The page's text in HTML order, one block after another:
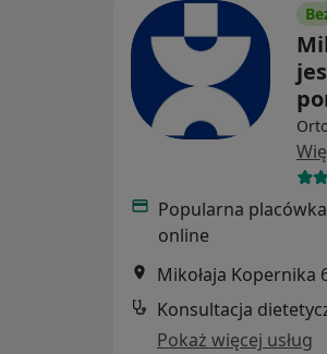
Popularna
online
Mikołaja Kopernika
Konsultacja
Pokaż więcej usług